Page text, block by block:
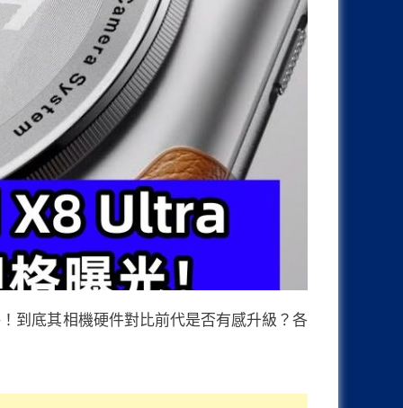
！到底其相機硬件對比前代是否有感升級？各